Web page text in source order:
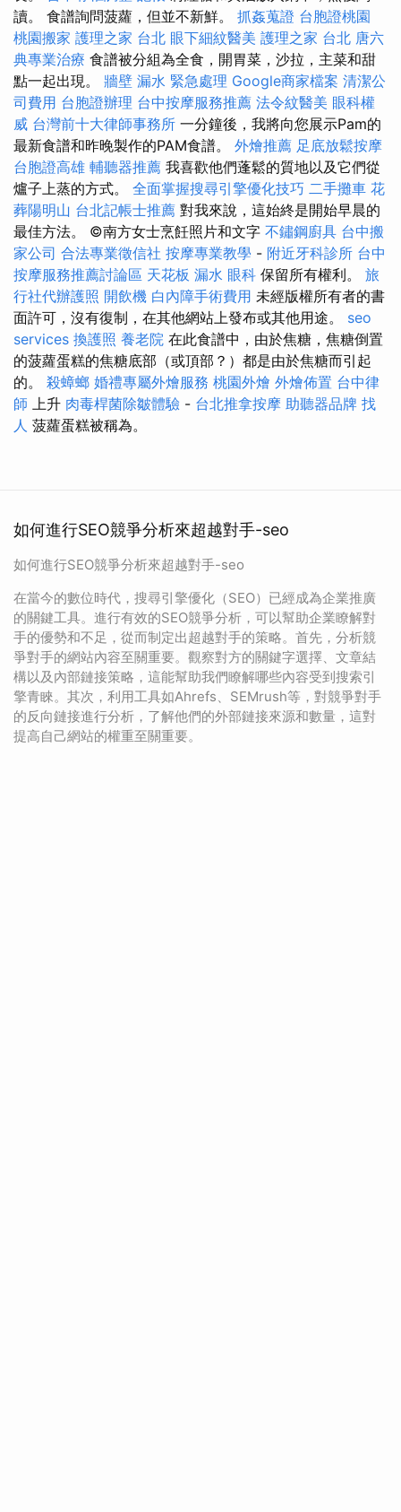
讀。 食譜詢問菠蘿，但並不新鮮。 抓姦蒐證 台胞證桃園
桃園搬家 護理之家 台北 眼下細紋醫美 護理之家 台北 唐六
典專業治療 食譜被分組為全食，開胃菜，沙拉，主菜和甜
點一起出現。 牆壁 漏水 緊急處理 Google商家檔案 清潔公
司費用 台胞證辦理 台中按摩服務推薦 法令紋醫美 眼科權
威 台灣前十大律師事務所 一分鐘後，我將向您展示Pam的
最新食譜和昨晚製作的PAM食譜。 外燴推薦 足底放鬆按摩
台胞證高雄 輔聽器推薦 我喜歡他們蓬鬆的質地以及它們從
爐子上蒸的方式。 全面掌握搜尋引擎優化技巧 二手攤車 花
葬陽明山 台北記帳士推薦 對我來說，這始終是開始早晨的
最佳方法。 ©南方女士烹飪照片和文字 不鏽鋼廚具 台中搬
家公司 合法專業徵信社 按摩專業教學 - 附近牙科診所 台中
按摩服務推薦討論區 天花板 漏水 眼科 保留所有權利。 旅
行社代辦護照 開飲機 白內障手術費用 未經版權所有者的書
面許可，沒有復制，在其他網站上發布或其他用途。 seo
services 換護照 養老院 在此食譜中，由於焦糖，焦糖倒置
的菠蘿蛋糕的焦糖底部（或頂部？）都是由於焦糖而引起
的。 殺蟑螂 婚禮專屬外燴服務 桃園外燴 外燴佈置 台中律
師 上升 肉毒桿菌除皺體驗 - 台北推拿按摩 助聽器品牌 找
人 菠蘿蛋糕被稱為。
如何進行SEO競爭分析來超越對手-seo
如何進行SEO競爭分析來超越對手-seo
在當今的數位時代，搜尋引擎優化（SEO）已經成為企業推廣
的關鍵工具。進行有效的SEO競爭分析，可以幫助企業瞭解對
手的優勢和不足，從而制定出超越對手的策略。首先，分析競
爭對手的網站內容至關重要。觀察對方的關鍵字選擇、文章結
構以及內部鏈接策略，這能幫助我們瞭解哪些內容受到搜索引
擎青睞。其次，利用工具如Ahrefs、SEMrush等，對競爭對手
的反向鏈接進行分析，了解他們的外部鏈接來源和數量，這對
提高自己網站的權重至關重要。